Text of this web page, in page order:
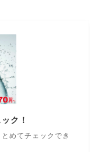
ク！
めてチェックでき